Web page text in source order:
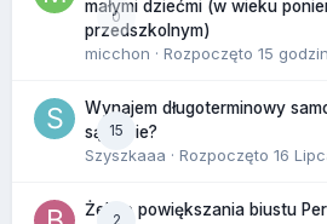
0
małymi dziećmi (w wieku
przedszkolnym)
micchon · Rozpoczęto 15
15
Wynajem długoterminowy
sądzicie?
Szyszkaaa · Rozpoczęto 16
2
Żel do powiększania biustu